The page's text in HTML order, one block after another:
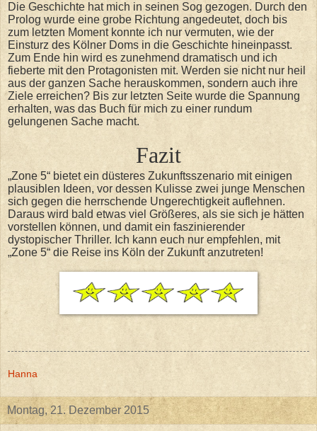
Die Geschichte hat mich in seinen Sog gezogen. Durch den
Prolog wurde eine grobe Richtung angedeutet, doch bis
zum letzten Moment konnte ich nur vermuten, wie der
Einsturz des Kölner Doms in die Geschichte hineinpasst.
Zum Ende hin wird es zunehmend dramatisch und ich
fieberte mit den Protagonisten mit. Werden sie nicht nur heil
aus der ganzen Sache herauskommen, sondern auch ihre
Ziele erreichen? Bis zur letzten Seite wurde die Spannung
erhalten, was das Buch für mich zu einer rundum
gelungenen Sache macht.
Fazit
„Zone 5“ bietet ein düsteres Zukunftsszenario mit einigen
plausiblen Ideen, vor dessen Kulisse zwei junge Menschen
sich gegen die herrschende Ungerechtigkeit auflehnen.
Daraus wird bald etwas viel Größeres, als sie sich je hätten
vorstellen können, und damit ein faszinierender
dystopischer Thriller. Ich kann euch nur empfehlen, mit
„Zone 5“ die Reise ins Köln der Zukunft anzutreten!
Hanna
Montag, 21. Dezember 2015